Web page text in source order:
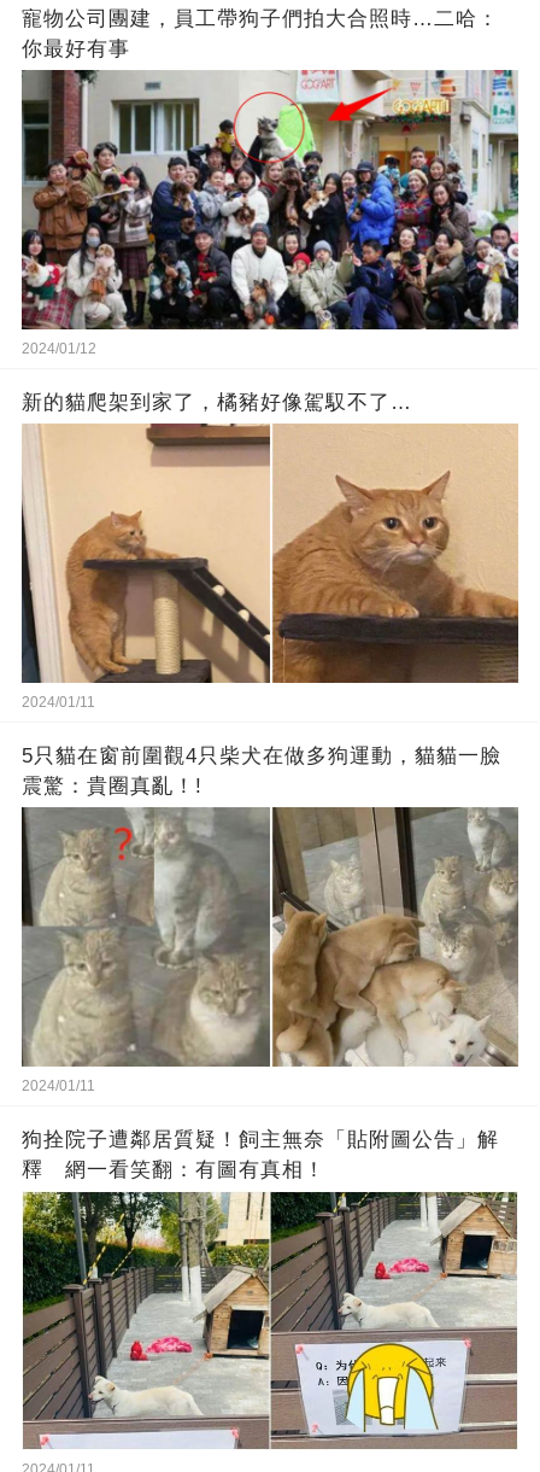
寵物公司團建，員工帶狗子們拍大合照時…二哈：
你最好有事
2024/01/12
新的貓爬架到家了，橘豬好像駕馭不了…
2024/01/11
5只貓在窗前圍觀4只柴犬在做多狗運動，貓貓一臉
震驚：貴圈真亂！!
2024/01/11
狗拴院子遭鄰居質疑！飼主無奈「貼附圖公告」解
釋 網一看笑翻：有圖有真相！